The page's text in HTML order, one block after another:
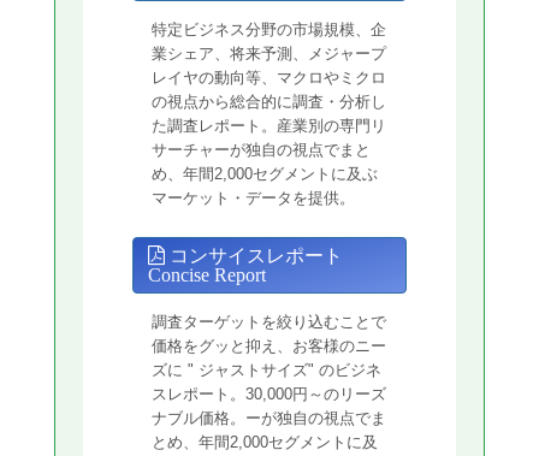
特定ビジネス分野の市場規模、企
業シェア、将来予測、メジャープ
レイヤの動向等、マクロやミクロ
の視点から総合的に調査・分析し
た調査レポート。産業別の専門リ
サーチャーが独自の視点でまと
め、年間2,000セグメントに及ぶ
マーケット・データを提供。
コンサイスレポート
Concise Report
調査ターゲットを絞り込むことで
価格をグッと抑え、お客様のニー
ズに " ジャストサイズ" のビジネ
スレポート。30,000円～のリーズ
ナブル価格。ーが独自の視点でま
とめ、年間2,000セグメントに及